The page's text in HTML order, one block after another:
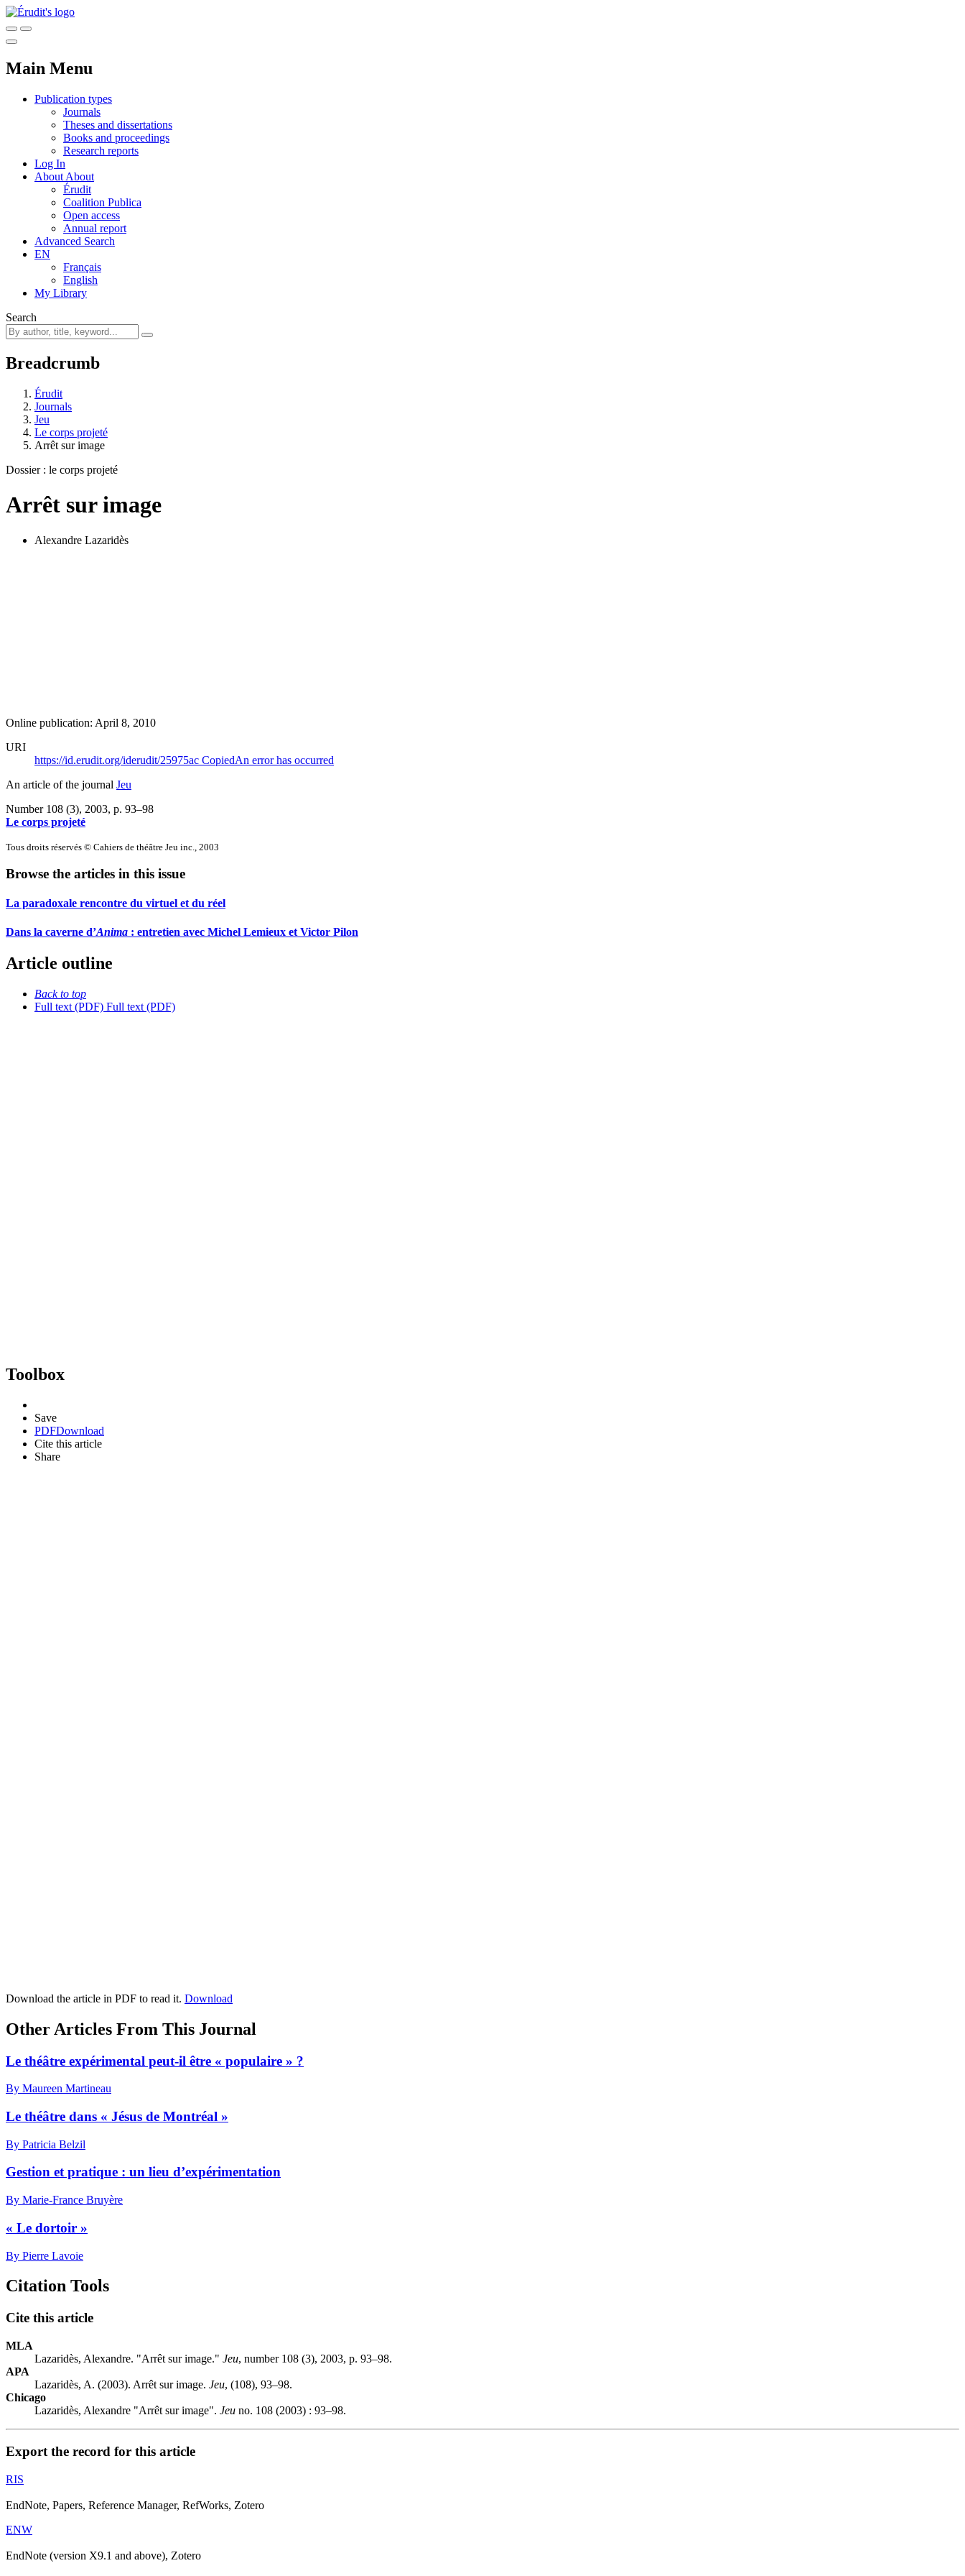
Main Menu
Publication types
Journals
Theses and dissertations
Books and proceedings
Research reports
Log In
About About
Érudit
Coalition Publica
Open access
Annual report
Advanced Search
EN
Français
English
My Library
Search
Breadcrumb
Érudit
Journals
Jeu
Le corps projeté
Arrêt sur image
Dossier : le corps projeté
Arrêt sur image
Alexandre Lazaridès
Online publication: April 8, 2010
URI
https://id.erudit.org/iderudit/25975ac CopiedAn error has occurred
An article of the journal Jeu
Number 108 (3), 2003, p. 93–98
Le corps projeté
Tous droits réservés © Cahiers de théâtre Jeu inc., 2003
Browse the articles in this issue
La paradoxale rencontre du virtuel et du réel
Dans la caverne d’Anima : entretien avec Michel Lemieux et Victor Pilon
Article outline
Back to top
Full text (PDF) Full text (PDF)
Toolbox
Save
PDFDownload
Cite this article
Share
Download the article in PDF to read it. Download
Other Articles From This Journal
Le théâtre expérimental peut-il être « populaire » ?
By Maureen Martineau
Le théâtre dans « Jésus de Montréal »
By Patricia Belzil
Gestion et pratique : un lieu d’expérimentation
By Marie-France Bruyère
« Le dortoir »
By Pierre Lavoie
Citation Tools
Cite this article
MLA
Lazaridès, Alexandre. "Arrêt sur image." Jeu, number 108 (3), 2003, p. 93–98.
APA
Lazaridès, A. (2003). Arrêt sur image. Jeu, (108), 93–98.
Chicago
Lazaridès, Alexandre "Arrêt sur image". Jeu no. 108 (2003) : 93–98.
Export the record for this article
RIS
EndNote, Papers, Reference Manager, RefWorks, Zotero
ENW
EndNote (version X9.1 and above), Zotero